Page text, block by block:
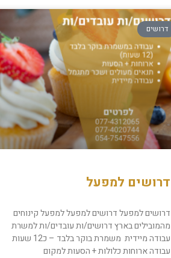
דרושים
דרושים למפעל
דרושים למפעל דרושים למפעל למפעל קינוחים
מהמובילים בארץ דרושים/ות עובדים/ות למשרת
עבודה מיידית משמרת בוקר בלבד – כ12 שעות
עבודה ארוחות כלולות + הסעות למקום